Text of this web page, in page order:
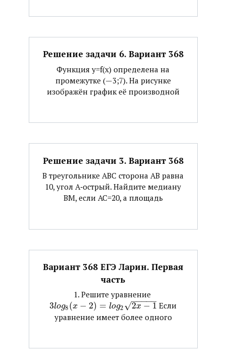
Решение задачи 6. Вариант 368
Функция y=f(x) определена на
промежутке (—3;7). На рисунке
изображён график её производной
Решение задачи 3. Вариант 368
В треугольнике АВС сторона АВ равна
10, угол А‐острый. Найдите медиану
ВМ, если АС=20, а площадь
Вариант 368 ЕГЭ Ларин. Первая
часть
1. Решите уравнение ​
3log8 (x − 2) = log2 2x − 1
− −
−−−
√
​ Если
уравнение имеет более одного